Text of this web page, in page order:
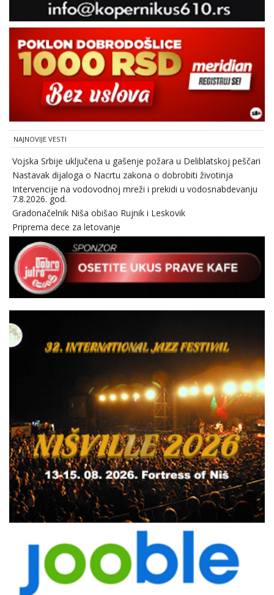
NAJNOVIJE VESTI
Vojska Srbije uključena u gašenje požara u Deliblatskoj peščari
Nastavak dijaloga o Nacrtu zakona o dobrobiti životinja
Intervencije na vodovodnoj mreži i prekidi u vodosnabdevanju
7.8.2026. god.
Gradonačelnik Niša obišao Rujnik i Leskovik
Priprema dece za letovanje